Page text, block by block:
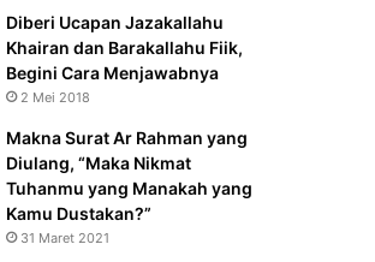
Diberi Ucapan Jazakallahu
Khairan dan Barakallahu Fiik,
Begini Cara Menjawabnya
2 Mei 2018
Makna Surat Ar Rahman yang
Diulang, “Maka Nikmat
Tuhanmu yang Manakah yang
Kamu Dustakan?”
31 Maret 2021